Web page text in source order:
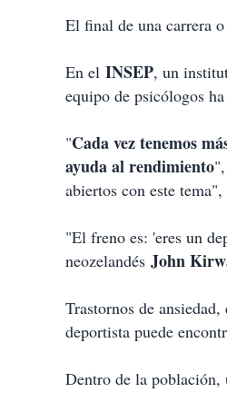
El final de una carrera
En el INSEP, un
equipo de psicólogos
"Cada vez tenemos
ayuda al rendimiento
abiertos con este tema",
"El freno es: 'eres un
neozelandés John
Trastornos de
deportista puede
Dentro de la población,